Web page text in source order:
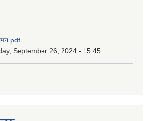
September 26, 2024 - 15:45